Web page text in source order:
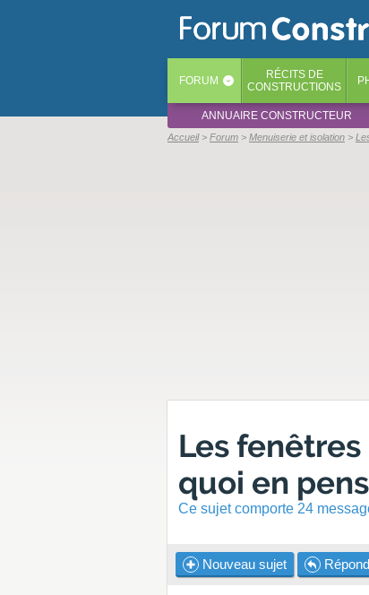
FORUM ‹ RÉCITS DE
CONSTRUCTIONS
ANNUAIRE CONSTRUCTEUR
Accueil Forum Menuiserie et isolation
Les fenêtres
quoi en
Ce sujet comporte 24
Nouveau sujet